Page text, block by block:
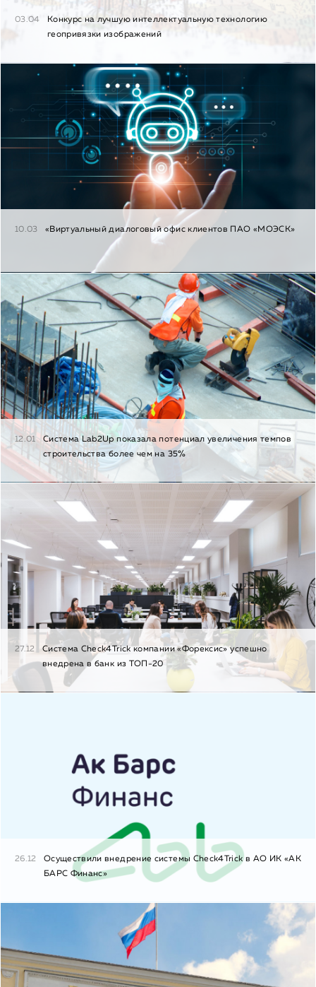
03.04
Конкурс на лучшую интеллектуальную технологию
геопривязки изображений
10.03 «Виртуальный диалоговый офис клиентов ПАО «МОЭСК»
12.01
Cистема Lab2Up показала потенциал увеличения темпов
строительства более чем на 35%
27.12
Система Check4Trick компании «Форексис» успешно
внедрена в банк из ТОП-20
26.12
Осуществили внедрение системы Check4Trick в АО ИК «АК
БАРС Финанс»